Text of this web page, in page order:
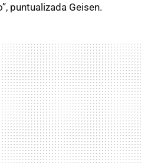
puntualizada Geisen.